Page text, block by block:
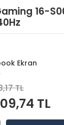
16-
Ekran
TL
TL